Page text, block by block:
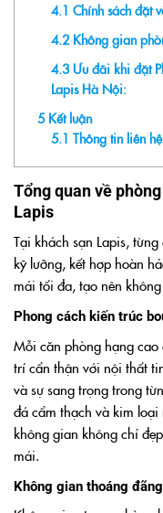
4.1 Chính sách đặt
4.2Không gian
4.3 Ưu đãi khi đặt
Lapis Hà Nội:
5Kết luận
5.1 Thông tin liên
Tổng quan về
Lapis
Tại khách sạn Lapis,
kỹ lưỡng, kết hợp hoàn
mái tối đa, tạo nên
Phong cách kiến trúc
Mỗi căn phòng hạng cao
trí cẩn thận với nội thất
và sự sang trọng trong
đá cẩm thạch và kim
không gian không chỉ
mái.
Không gian thoáng